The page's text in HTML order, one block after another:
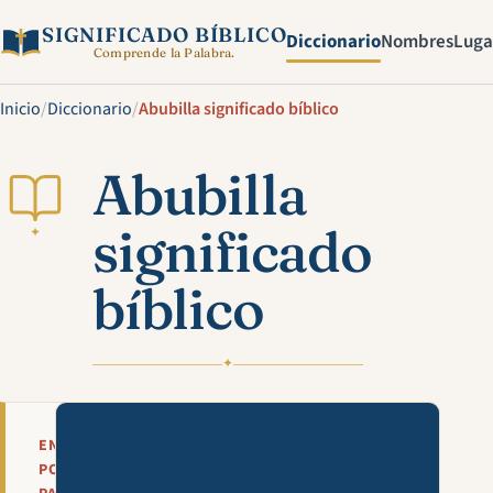
SIGNIFICADO BÍBLICO
Comprende la Palabra. DiccionarioNombres
Inicio/Diccionario/Abubilla significado bíblico
✦
Abubilla
significado
bíblico
✦
EN
POCAS
Mira esta explicación en